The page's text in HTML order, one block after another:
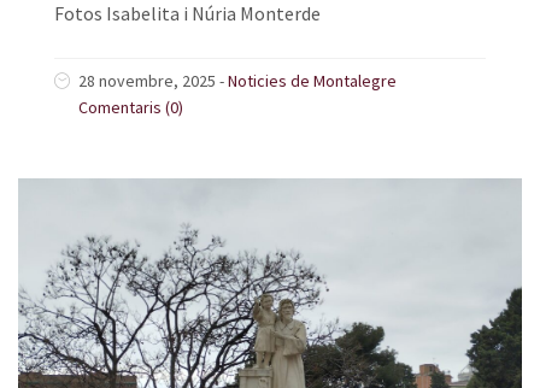
Fotos Isabelita i Núria Monterde
28 novembre, 2025 -Noticies de Montalegre
Comentaris (0)